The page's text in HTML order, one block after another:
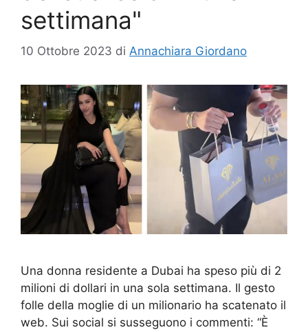
settimana"
10 Ottobre 2023 di Annachiara Giordano
Una donna residente a Dubai ha speso più di 2
milioni di dollari in una sola settimana. Il gesto
folle della moglie di un milionario ha scatenato il
web. Sui social si susseguono i commenti: “È